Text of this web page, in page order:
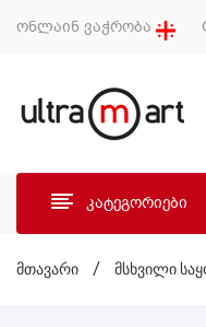
ონლაინ ვაჭრობა
კატეგორიები
მთავარი / მსხვილი